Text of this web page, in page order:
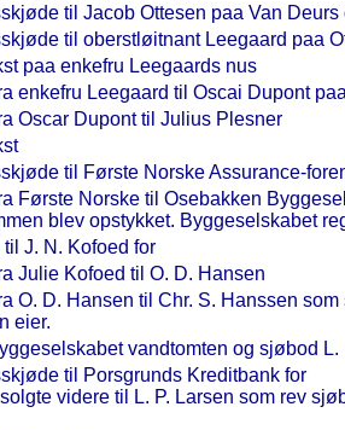
til Jacob Ottesen paa Van Deurs
til oberstløitnant Leegaard paa
paa enkefru Leegaards nus
enkefru Leegaard til Oscai Dupont
Oscar Dupont til Julius Plesner
til Første Norske Assurance-
Første Norske til Osebakken
blev opstykket. Byggeselskabet
J. N. Kofoed for
Julie Kofoed til O. D. Hansen
O. D. Hansen til Chr. S. Hanssen
eier.
vandtomten og sjøbod
til Porsgrunds Kreditbank for
videre til L. P. Larsen som rev